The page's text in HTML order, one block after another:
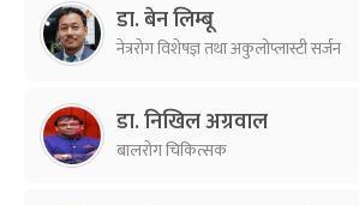
डा. बेन लिम्बू
नेत्ररोग विशेषज्ञ तथा अकुलोप्लास्टी सर्जन
डा. निखिल अग्रवाल
बालरोग चिकित्सक